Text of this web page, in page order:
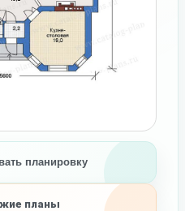
планировку
планы